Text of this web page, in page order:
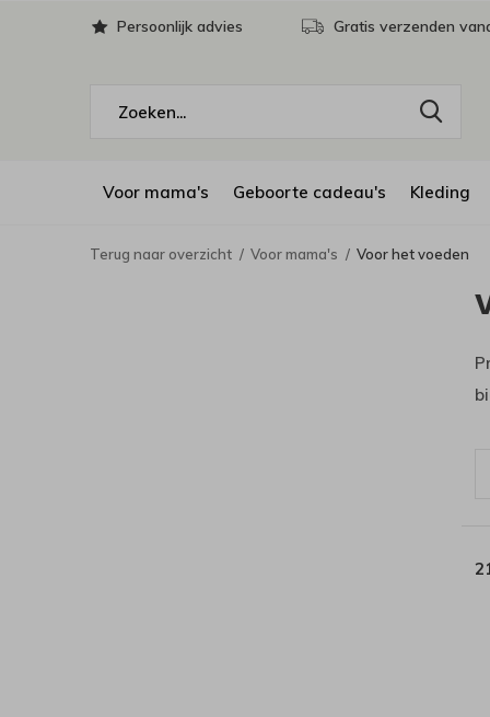
Voor mama's Geboorte cadeau's Kleding
Persoonlijk advies Gratis verzenden
Terug naar overzicht Voor mama's Voor het voeden